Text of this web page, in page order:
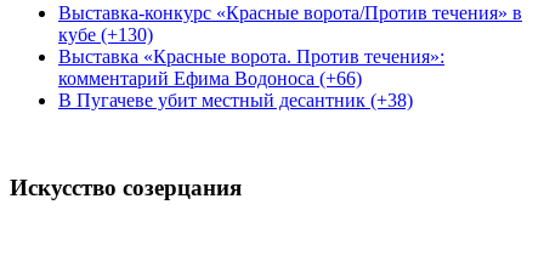
Выставка-конкурс «Красные ворота/Против течения» в
кубе (+130)
Выставка «Красные ворота. Против течения»:
комментарий Ефима Водоноса (+66)
В Пугачеве убит местный десантник (+38)
Искусство созерцания